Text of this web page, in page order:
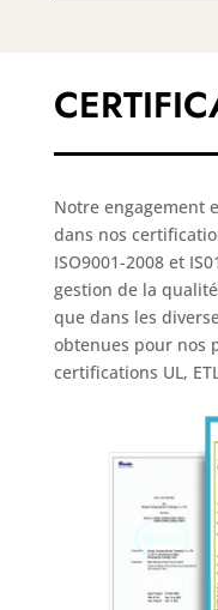
Notre engagement
dans nos
ISO9001-2008 et
gestion de la
que dans les
obtenues pour nos
certifications UL,